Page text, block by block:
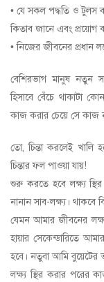
• যে সকল পদ্ধতি ও টুলস
কিতাব জানে এবং প্রয়োগ
• নিজের জীবনের প্রধান
বেশিরভাগ মানুষ নতুন
হিসাবে বেঁচে থাকাটা
কাজ করার চেয়ে সে কাজ
তো, চিন্তা করলেই
চিন্তার ফল পাওয়া যায়!
শুরু করতে হবে লক্ষ্য
নানান সাব-লক্ষ্য। থাকবে
যেমন আমার জীবনের
হায়ার সেকেন্ডারিতে
হবে। নতুবা আমি বুয়েটের
লক্ষ্য স্থির করার পরের